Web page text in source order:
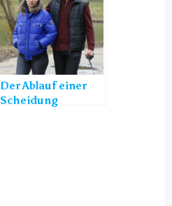
Der Ablauf einer
Scheidung